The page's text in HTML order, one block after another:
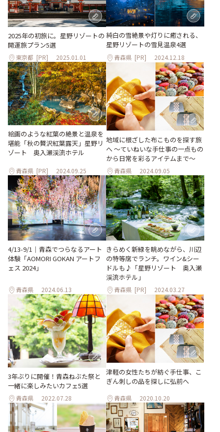
2025年の初旅に。星野リゾートの
開運旅プラン5選
東京都 [PR] 2025.01.01
純白の雪絶景や灯りに癒される、
星野リゾートの雪見温泉4選
青森県 [PR] 2024.12.18
絵画のような紅葉の絶景と温泉を
堪能「秋の贅沢紅葉露天」星野リ
ゾート 奥入瀬渓流ホテル
青森県 [PR] 2024.09.25
地域に根ざした布こものを探す旅
へ 〜ていねいな手仕事の一点もの
から日常を彩るアイテムまで〜
青森県 2024.09.05
4/13-9/1｜青森でつらなるアート
体験「AOMORI GOKAN アートフ
ェス 2024」
青森県 2024.06.13
きらめく新緑を眺めながら、川辺
の特等席でランチ。ワイン&シー
ドルも♪「星野リゾート 奥⼊瀬
渓流ホテル」
青森県 [PR] 2024.03.27
3年ぶりに開催！青森ねぶた祭と
一緒に楽しみたいカフェ5選
青森県 2022.07.28
津軽の女性たちが紡ぐ手仕事、こ
ぎん刺しの品を探しに弘前へ
青森県 2020.10.20